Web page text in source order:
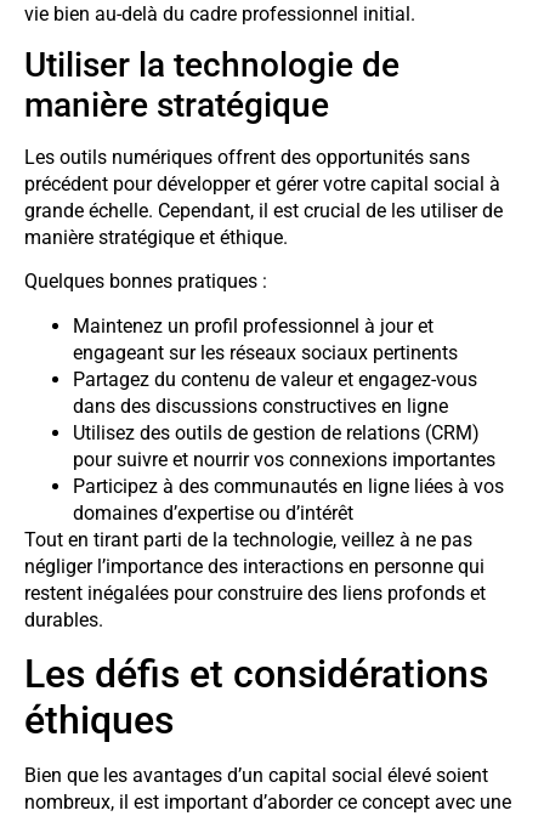
vie bien au-delà du cadre professionnel initial.
Utiliser la technologie de
manière stratégique
Les outils numériques offrent des opportunités sans
précédent pour développer et gérer votre capital social à
grande échelle. Cependant, il est crucial de les utiliser de
manière stratégique et éthique.
Quelques bonnes pratiques :
Maintenez un profil professionnel à jour et
engageant sur les réseaux sociaux pertinents
Partagez du contenu de valeur et engagez-vous
dans des discussions constructives en ligne
Utilisez des outils de gestion de relations (CRM)
pour suivre et nourrir vos connexions importantes
Participez à des communautés en ligne liées à vos
domaines d’expertise ou d’intérêt
Tout en tirant parti de la technologie, veillez à ne pas
négliger l’importance des interactions en personne qui
restent inégalées pour construire des liens profonds et
durables.
Les défis et considérations
éthiques
Bien que les avantages d’un capital social élevé soient
nombreux, il est important d’aborder ce concept avec une